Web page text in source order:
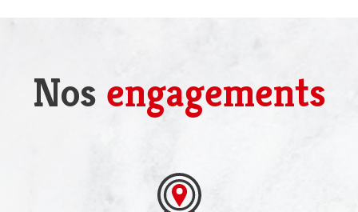
Nos engagements